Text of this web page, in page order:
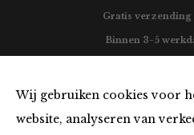
Wij gebruiken cookies voor
website, analyseren van
Gratis verzending
Binnen 3-5